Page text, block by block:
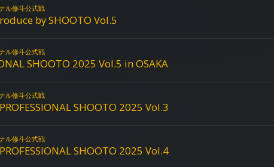
ル修斗公式戦
by SHOOTO Vol.5
ル修斗公式戦
SHOOTO 2025 Vol.5 in OSAKA
ル修斗公式戦
SHOOTO 2025 Vol.3
ル修斗公式戦
SHOOTO 2025 Vol.4